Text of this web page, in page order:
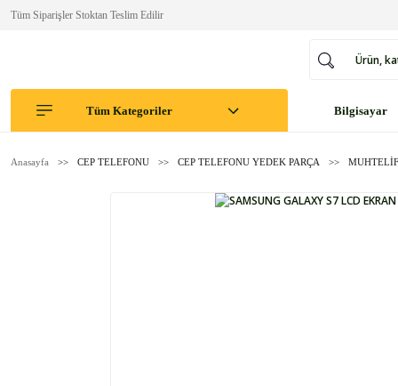
Tüm Siparişler Stoktan Teslim Edilir
Tüm Kategoriler Bilgisayar
Anasayfa CEP TELEFONU CEP TELEFONU YEDEK PARÇA